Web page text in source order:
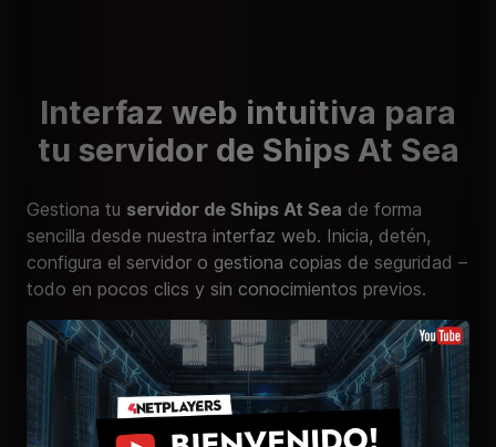
Interfaz web intuitiva para
tu servidor de Ships At Sea
Gestiona tu servidor de Ships At Sea de forma
sencilla desde nuestra interfaz web. Inicia, detén,
configura el servidor o gestiona copias de seguridad –
todo en pocos clics y sin conocimientos previos.